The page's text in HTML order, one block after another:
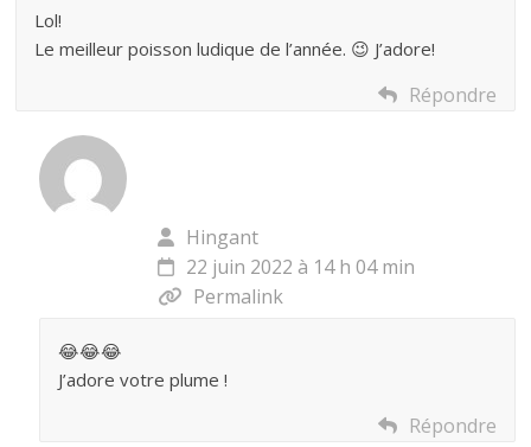
Lol!
Le meilleur poisson ludique de l’année. 😉 J’adore!
Répondre
Hingant
22 juin 2022 à 14 h 04 min
Permalink
😂😂😂
J’adore votre plume !
Répondre